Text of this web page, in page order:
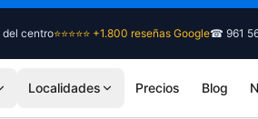
del centro⭐⭐⭐⭐⭐ +1.800 reseñas Google☎ 961
Localidades Precios Blog